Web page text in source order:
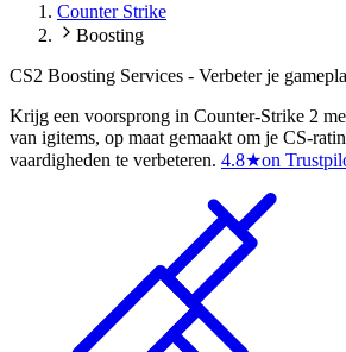
Counter Strike
Boosting
CS2 Boosting Services - Verbeter je
Krijg een voorsprong in Counter-Strike 2
van igitems, op maat gemaakt om je CS-
vaardigheden te verbeteren. 4.8★on